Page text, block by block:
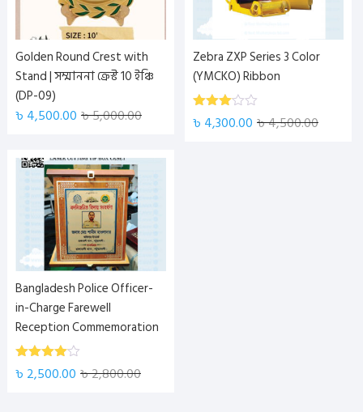
Golden Round Crest with
Stand | সম্মাননা ক্রেস্ট 10 ইঞ্চি
(DP-09)
৳5,000.00
৳ 4,500.00
Zebra ZXP Series 3 Color
(YMCKO) Ribbon
Rated
3.00 ৳4,500.00
৳ 4,300.00
Bangladesh Police Officer-
in-Charge Farewell
Reception Commemoration
Rated
4.00out
৳2,800.00
৳ 2,500.00